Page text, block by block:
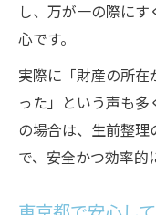
し、万が一の際に
心です。
実際に「財産の所
った」という声も
の場合は、生前整
で、安全かつ効率的